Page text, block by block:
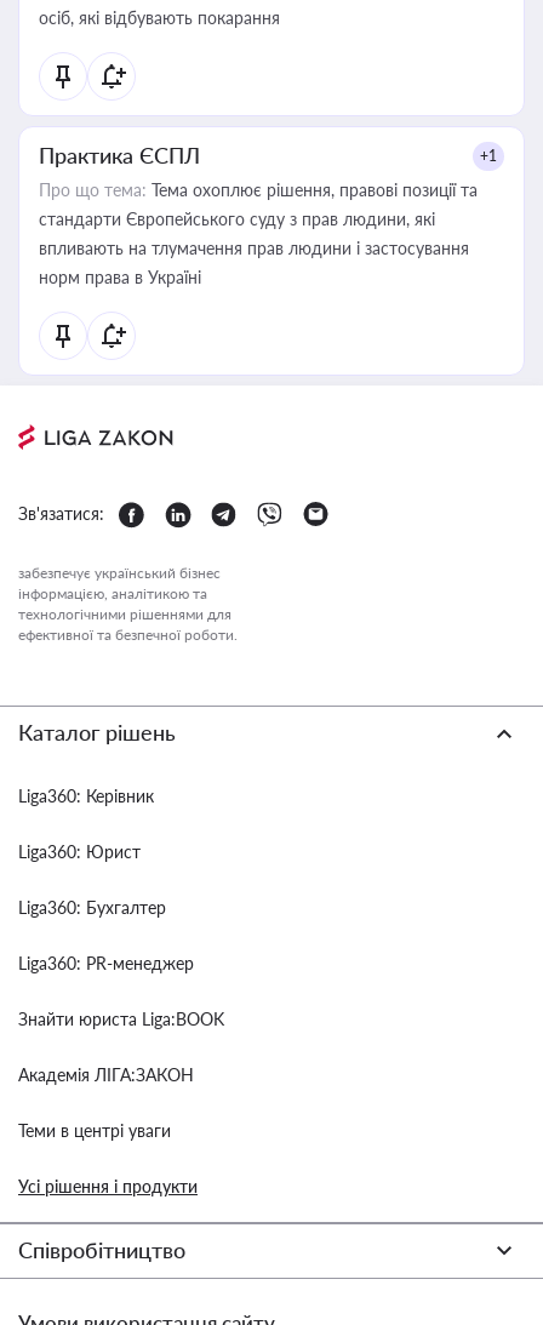
осіб, які відбувають покарання
Практика ЄСПЛ +1
Про що тема: Тема охоплює рішення, правові позиції та
стандарти Європейського суду з прав людини, які
впливають на тлумачення прав людини і застосування
норм права в Україні
Зв'язатися:
забезпечує український бізнес
інформацією, аналітикою та
технологічними рішеннями для
ефективної та безпечної роботи.
Каталог рішень
Liga360: Керівник
Liga360: Юрист
Liga360: Бухгалтер
Liga360: PR-менеджер
Знайти юриста Liga:BOOK
Академія ЛІГА:ЗАКОН
Теми в центрі уваги
Усі рішення і продукти
Співробітництво